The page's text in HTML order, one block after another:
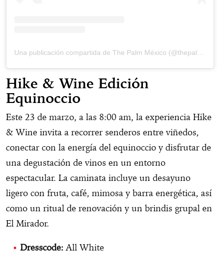
Una publicación compartida de The Palm México (@thepalmmx)
Hike & Wine Edición
Equinoccio
Este 23 de marzo, a las 8:00 am, la experiencia Hike
& Wine invita a recorrer senderos entre viñedos,
conectar con la energía del equinoccio y disfrutar de
una degustación de vinos en un entorno
espectacular. La caminata incluye un desayuno
ligero con fruta, café, mimosa y barra energética, así
como un ritual de renovación y un brindis grupal en
El Mirador.
Dresscode:All White